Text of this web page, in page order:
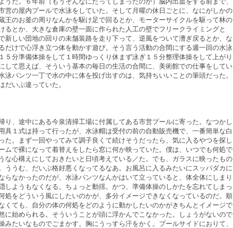
営の屋内プールで水泳をしていた。そして月曜の休日ごとに、なにがしかの
王のお釜の周りなんかを駆け足で回るとか、モーターサイクルを駆って林の
るとか、大きな倉庫の壁一面に作られた人工の壁でフリークライミングと
新しい団地の回りの未舗装路を走り下って、逆風をついて漕ぎ戻るとか、な
だけで心浮き立つ体を動かす遊び。そう言う活動の合間にする週一回の水泳
５分準備体操をして１時間ゆっくり休まず泳ぎ１５分整理体操をして上がり
して思えば、そういう基本の毎日の生活の合間に、美術館での仕事をしてい
泳パンツ一丁で水の中に体を投げ出すのは、気持ちいいことの筆頭だった。
だいぶ違っていた。
り、途中にある今泉清掃工場に付属してある市営プールに寄った。なつかし
具１式は持って行ったが、水泳帽は受付の前の自動販売機で、一番簡単な白
た。まず一回やってみて調子良くて続けそうだったら、気に入るやつを探し
ムで裸になって着替えをしたら窓に何か映っていた。僕は、いつでも何処で
な心構えにしておきたいと日頃考えている／た。でも、ガラスに映ったもの
ううむ、だいぶ格好悪くなってるなあ。お風呂に入るみたいにスッパダカに
らなかったのだが、水泳パンツなんかはいて立っていると、体全体にしまり
しようもなくなる。ちょっと動揺。かつ、準備体操のしかたを忘れてしまっ
処をどういう風にしたいのかが、多分イメージできなくなっているのだ。順
くても、自分の体の何処をどのように動かしたいのかがきちんとイメージで
に始められる。そういうことが頭に浮かんでこなかった。しょうがないので
みたいなものでごまかす。胸にうっすら汗をかく。プールサイドにおりて、